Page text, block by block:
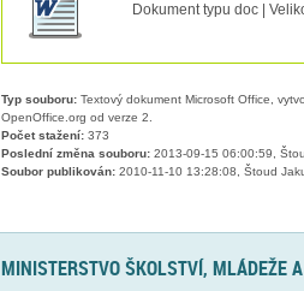
Dokument typu doc |
Typ souboru:Textový dokument Microsoft Office,
OpenOffice.org od verze 2.
Počet stažení:373
Poslední změna souboru:2013-09-15 06:00:59,
Soubor publikován:2010-11-10 13:28:08, Štoud
MINISTERSTVO ŠKOLSTVÍ, MLÁDEŽE